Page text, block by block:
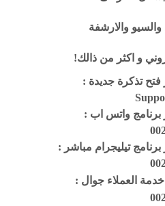
والسيو والارشفة
و اكثر من ذالك!
تذكرة جديدة :
برنامج واتس اب :
تيليجرام مباشر :
خدمة العملاء جوال :